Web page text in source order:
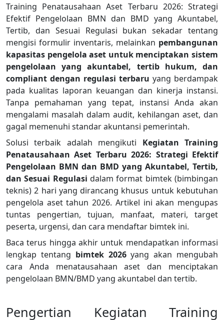
Training Penatausahaan Aset Terbaru 2026: Strategi
Efektif Pengelolaan BMN dan BMD yang Akuntabel,
Tertib, dan Sesuai Regulasi bukan sekadar tentang
mengisi formulir inventaris, melainkan pembangunan
kapasitas pengelola aset untuk menciptakan sistem
pengelolaan yang akuntabel, tertib hukum, dan
compliant dengan regulasi terbaru yang berdampak
pada kualitas laporan keuangan dan kinerja instansi.
Tanpa pemahaman yang tepat, instansi Anda akan
mengalami masalah dalam audit, kehilangan aset, dan
gagal memenuhi standar akuntansi pemerintah.
Solusi terbaik adalah mengikuti
Kegiatan Training
Penatausahaan Aset Terbaru 2026: Strategi Efektif
Pengelolaan BMN dan BMD yang Akuntabel, Tertib,
dan Sesuai Regulasi dalam format bimtek (bimbingan
teknis) 2 hari yang dirancang khusus untuk kebutuhan
pengelola aset tahun 2026. Artikel ini akan mengupas
tuntas pengertian, tujuan, manfaat, materi, target
peserta, urgensi, dan cara mendaftar bimtek ini.
Baca terus hingga akhir untuk mendapatkan informasi
lengkap tentang bimtek 2026 yang akan mengubah
cara Anda menatausahaan aset dan menciptakan
pengelolaan BMN/BMD yang akuntabel dan tertib.
Pengertian Kegiatan Training